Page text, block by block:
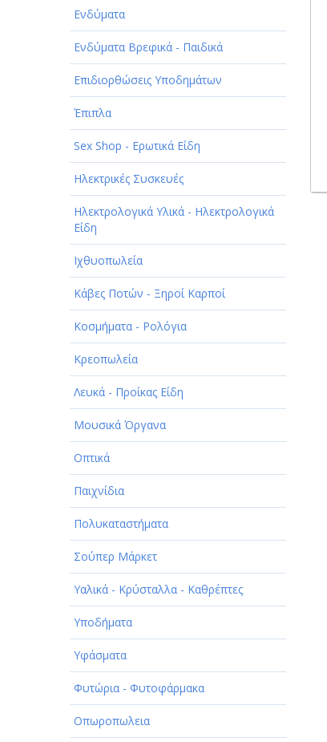
Ενδύματα
Ενδύματα Βρεφικά - Παιδικά
Επιδιορθώσεις Υποδημάτων
Έπιπλα
Sex Shop - Ερωτικά Είδη
Ηλεκτρικές Συσκευές
Ηλεκτρολογικά Υλικά - Ηλεκτρολογικά
Είδη
Ιχθυοπωλεία
Κάβες Ποτών - Ξηροί Καρποί
Κοσμήματα - Ρολόγια
Κρεοπωλεία
Λευκά - Προίκας Είδη
Μουσικά Όργανα
Οπτικά
Παιχνίδια
Πολυκαταστήματα
Σούπερ Μάρκετ
Υαλικά - Κρύσταλλα - Καθρέπτες
Υποδήματα
Υφάσματα
Φυτώρια - Φυτοφάρμακα
Οπωροπωλεια